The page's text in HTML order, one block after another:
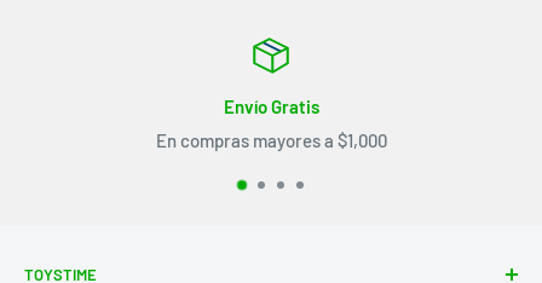
TOYSTIME